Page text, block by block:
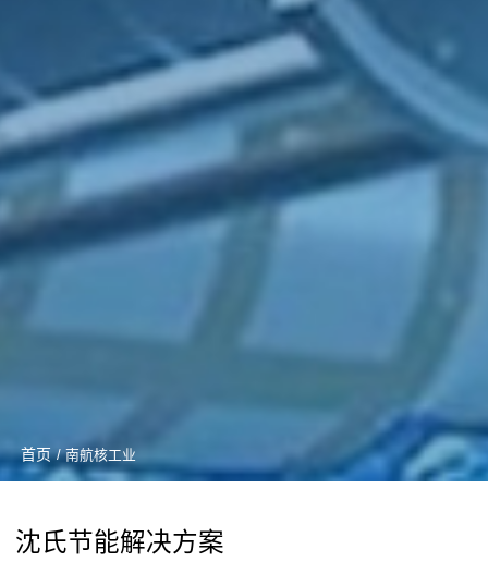
首页 / 南航核工业
沈氏节能解决方案